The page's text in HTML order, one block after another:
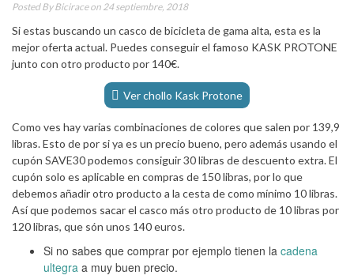
Posted ByBiciraceon 24 septiembre, 2018
Si estas buscando un casco de bicicleta de gama alta, esta es la
mejor oferta actual. Puedes conseguir el famoso KASK PROTONE
junto con otro producto por 140€.
Ver chollo Kask Protone
Como ves hay varias combinaciones de colores que salen por 139,9
libras. Esto de por si ya es un precio bueno, pero además usando el
cupón SAVE30 podemos consiguir 30 libras de descuento extra. El
cupón solo es aplicable en compras de 150 libras, por lo que
debemos añadir otro producto a la cesta de como mínimo 10 libras.
Así que podemos sacar el casco más otro producto de 10 libras por
120 libras, que són unos 140 euros.
Si no sabes que comprar por ejemplo tienen la cadena
ultegra a muy buen precio.